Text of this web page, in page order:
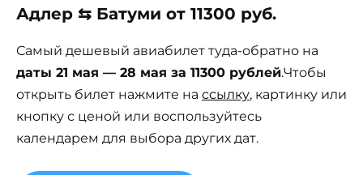
Адлер ⇆ Батуми от 11300 руб.
Самый дешевый авиабилет туда-обратно на
даты 21 мая — 28 мая за 11300 рублей.Чтобы
открыть билет нажмите на ссылку, картинку или
кнопку с ценой или воспользуйтесь
календарем для выбора других дат.